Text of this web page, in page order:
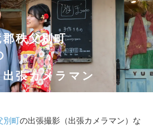
秩父別町
張カメラマン
別町の出張撮影（出張カメラマン）な